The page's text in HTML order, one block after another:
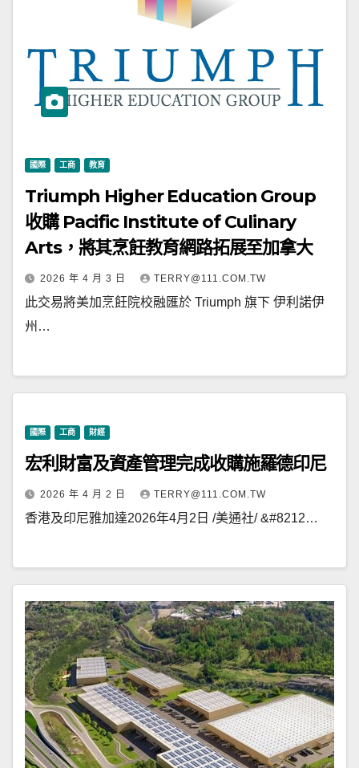
國際 工商 教育
Triumph Higher Education Group
收購 Pacific Institute of Culinary
Arts，將其烹飪教育網路拓展至加拿大
2026 年 4 月 3 日 TERRY@111.COM.TW
此交易將美加烹飪院校融匯於 Triumph 旗下 伊利諾伊
州…
國際 工商 財經
宏利財富及資產管理完成收購施羅德印尼
2026 年 4 月 2 日 TERRY@111.COM.TW
香港及印尼雅加達2026年4月2日 /美通社/ &#8212…